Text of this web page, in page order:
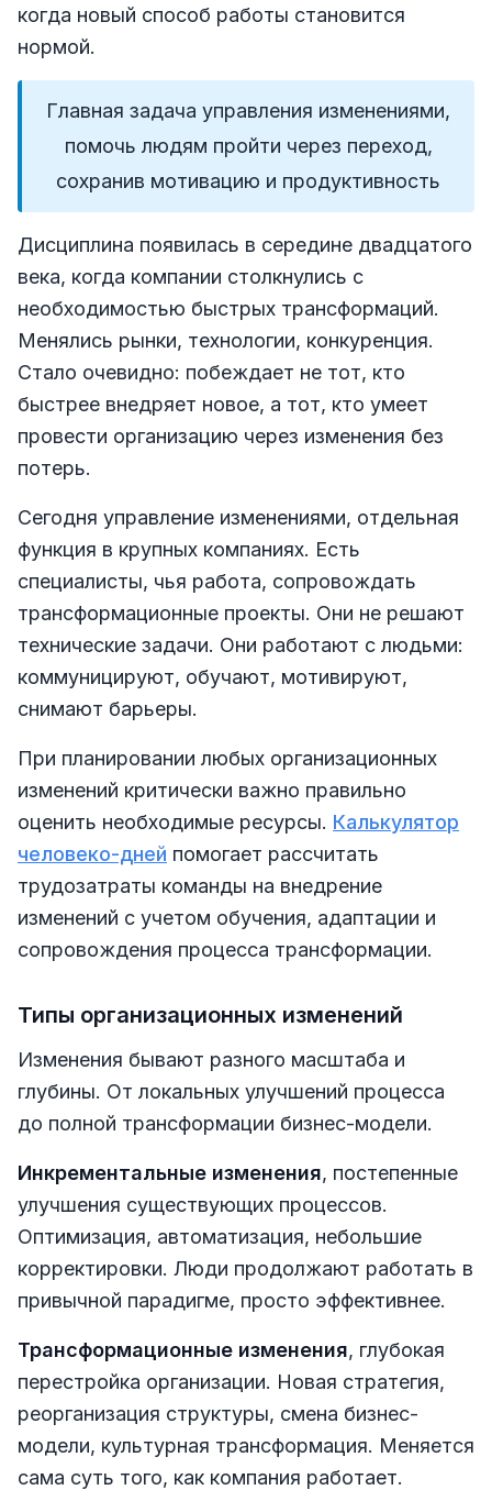
когда новый способ работы становится
нормой.
Главная задача управления изменениями,
помочь людям пройти через переход,
сохранив мотивацию и продуктивность
Дисциплина появилась в середине двадцатого
века, когда компании столкнулись с
необходимостью быстрых трансформаций.
Менялись рынки, технологии, конкуренция.
Стало очевидно: побеждает не тот, кто
быстрее внедряет новое, а тот, кто умеет
провести организацию через изменения без
потерь.
Сегодня управление изменениями, отдельная
функция в крупных компаниях. Есть
специалисты, чья работа, сопровождать
трансформационные проекты. Они не решают
технические задачи. Они работают с людьми:
коммуницируют, обучают, мотивируют,
снимают барьеры.
При планировании любых организационных
изменений критически важно правильно
оценить необходимые ресурсы. Калькулятор
человеко-дней помогает рассчитать
трудозатраты команды на внедрение
изменений с учетом обучения, адаптации и
сопровождения процесса трансформации.
Типы организационных изменений
Изменения бывают разного масштаба и
глубины. От локальных улучшений процесса
до полной трансформации бизнес-модели.
Инкрементальные изменения, постепенные
улучшения существующих процессов.
Оптимизация, автоматизация, небольшие
корректировки. Люди продолжают работать в
привычной парадигме, просто эффективнее.
Трансформационные изменения, глубокая
перестройка организации. Новая стратегия,
реорганизация структуры, смена бизнес-
модели, культурная трансформация. Меняется
сама суть того, как компания работает.